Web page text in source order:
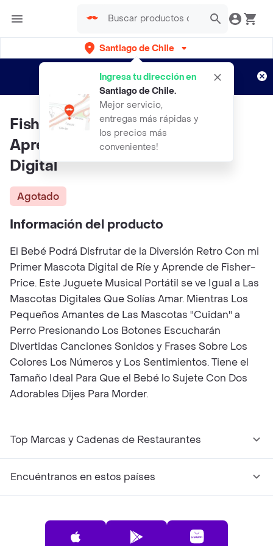
Santiago de Chile
Ingresa tu dirección en
Santiago de Chile.
Mejor servicio,
entregas más rápidas y
los precios más
convenientes!
envíos gratis por semanas
Aplican TyC
Fisher Price Juguete Rie Y
Aprende Mi Primera Mascota
Digital
Agotado
Información del producto
El Bebé Podrá Disfrutar de la Diversión Retro Con mi
Primer Mascota Digital de Ríe y Aprende de Fisher-
Price. Este Juguete Musical Portátil se ve Igual a Las
Mascotas Digitales Que Solías Amar. Mientras Los
Pequeños Amantes de Las Mascotas ''Cuidan'' a
Perro Presionando Los Botones Escucharán
Divertidas Canciones Sonidos y Frases Sobre Los
Colores Los Números y Los Sentimientos. Tiene el
Tamaño Ideal Para Que el Bebé lo Sujete Con Dos
Adorables Dijes Para Morder.
Top Marcas y Cadenas de Restaurantes
Encuéntranos en estos países